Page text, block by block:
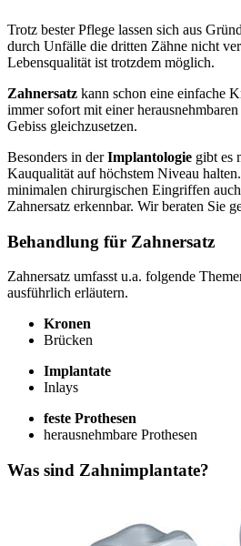
Trotz bester Pflege lassen sich aus
durch Unfälle die dritten Zähne nicht
Lebensqualität ist trotzdem möglich.
Zahnersatz kann schon eine einfache
immer sofort mit einer
Gebiss gleichzusetzen.
Besonders in derImplantologie gibt es
Kauqualität auf höchstem Niveau
minimalen chirurgischen Eingriffen
Zahnersatz erkennbar. Wir beraten Sie
Behandlung für Zahnersatz
Zahnersatz umfasst u.a. folgende
ausführlich erläutern.
Kronen
Brücken
Implantate
Inlays
feste Prothesen
herausnehmbare Prothesen
Was sind Zahnimplantate?